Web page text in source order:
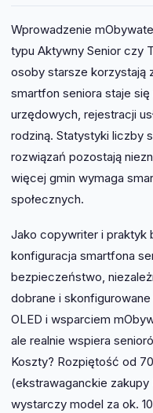
Wprowadzenie
typu Aktywny Senior czy
osoby starsze korzystają
smartfon seniora staje
urzędowych, rejestracji
rodziną. Statystyki liczby
rozwiązań pozostają
więcej gmin wymaga
społecznych.
Jako copywriter i praktyk
konfiguracja smartfona
bezpieczeństwo,
dobrane i
OLED i wsparciem
ale realnie wspiera
Koszty? Rozpiętość od
(ekstrawaganckie
wystarczy model za ok.